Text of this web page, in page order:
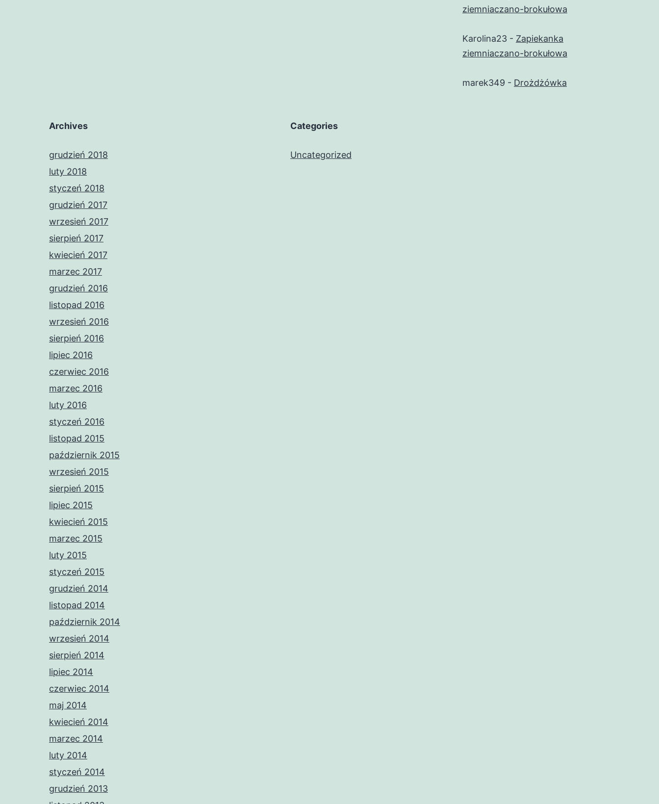
ziemniaczano-brokułowa
Karolina23 - Zapiekanka
ziemniaczano-brokułowa
marek349 - Drożdżówka
Archives
grudzień 2018
luty 2018
styczeń 2018
grudzień 2017
wrzesień 2017
sierpień 2017
kwiecień 2017
marzec 2017
grudzień 2016
listopad 2016
wrzesień 2016
sierpień 2016
lipiec 2016
czerwiec 2016
marzec 2016
luty 2016
styczeń 2016
listopad 2015
październik 2015
wrzesień 2015
sierpień 2015
lipiec 2015
kwiecień 2015
marzec 2015
luty 2015
styczeń 2015
grudzień 2014
listopad 2014
październik 2014
wrzesień 2014
sierpień 2014
lipiec 2014
czerwiec 2014
maj 2014
kwiecień 2014
marzec 2014
luty 2014
styczeń 2014
grudzień 2013
Categories
Uncategorized